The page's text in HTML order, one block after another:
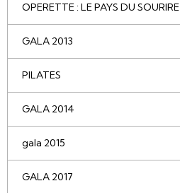
OPERETTE : LE PAYS DU SOURIRE
GALA 2013
PILATES
GALA 2014
gala 2015
GALA 2017